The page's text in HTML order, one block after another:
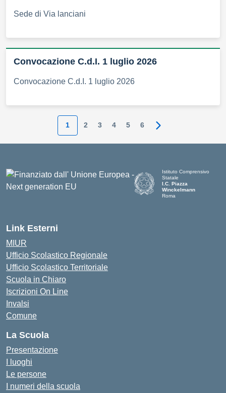
Sede di Via lanciani
Convocazione C.d.I. 1 luglio 2026
Convocazione C.d.I. 1 luglio 2026
1 2 3 4 5 6 Pagina successiva
Istituto Comprensivo
Statale
I.C. Piazza
Winckelmann
Roma
Link Esterni
MIUR
Ufficio Scolastico Regionale
Ufficio Scolastico Territoriale
Scuola in Chiaro
Iscrizioni On Line
Invalsi
Comune
La Scuola
Presentazione
I luoghi
Le persone
I numeri della scuola